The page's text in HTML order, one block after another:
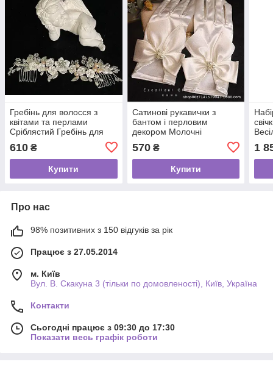
Гребінь для волосся з
квітами та перлами
Сріблястий Гребінь для
Прикраса для зачіски
610 ₴
Купити
Сатинові рукавички з
бантом і перловим
декором Молочні
весільного образу
570₴
Купити
1
Про нас
98% позитивних з 150 відгуків за рік
Працює з 27.05.2014
м. Київ
Вул. В. Скакуна 3 (тільки по домовленості), Київ, Україна
Контакти
Сьогодні працює з 09:30 до 17:30
Показати весь графік роботи